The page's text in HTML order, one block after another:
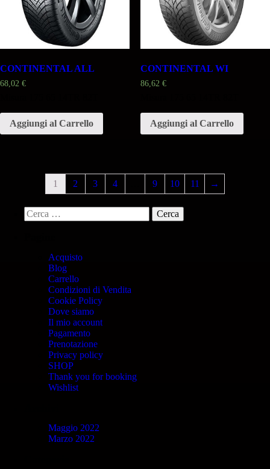
CONTINENTAL ALL
68,02 €
Aggiungi al Carrello
CONTINENTAL WI
86,62 €
Aggiungi al Carrello
1 2 3 4 9 10 11 →
Acquisto
Blog
Carrello
Condizioni di Vendita
Cookie Policy
Dove siamo
Il mio account
Pagamento
Prenotazione
Privacy policy
SHOP
Thank you for booking
Wishlist
Maggio 2022
Marzo 2022